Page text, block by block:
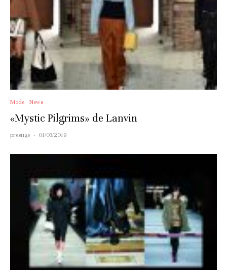
Mode News
«Mystic Pilgrims» de Lanvin
prestige · 01/03/2019